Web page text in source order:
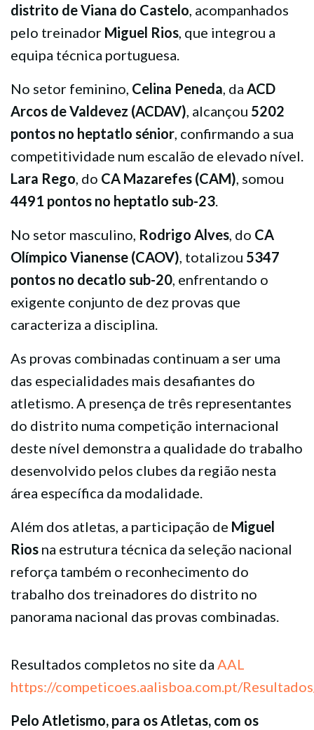
distrito de Viana do Castelo, acompanhados
pelo treinador Miguel Rios, que integrou a
equipa técnica portuguesa.
No setor feminino, Celina Peneda, da ACD
Arcos de Valdevez (ACDAV), alcançou 5202
pontos no heptatlo sénior, confirmando a sua
competitividade num escalão de elevado nível.
Lara Rego, do CA Mazarefes (CAM), somou
4491 pontos no heptatlo sub-23.
No setor masculino, Rodrigo Alves, do CA
Olímpico Vianense (CAOV), totalizou 5347
pontos no decatlo sub-20, enfrentando o
exigente conjunto de dez provas que
caracteriza a disciplina.
As provas combinadas continuam a ser uma
das especialidades mais desafiantes do
atletismo. A presença de três representantes
do distrito numa competição internacional
deste nível demonstra a qualidade do trabalho
desenvolvido pelos clubes da região nesta
área específica da modalidade.
Além dos atletas, a participação de Miguel
Rios na estrutura técnica da seleção nacional
reforça também o reconhecimento do
trabalho dos treinadores do distrito no
panorama nacional das provas combinadas.
Resultados completos no site da AAL
https://competicoes.aalisboa.com.pt/
Pelo Atletismo, para os Atletas, com os